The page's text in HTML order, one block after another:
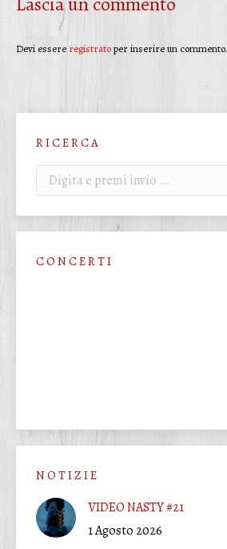
Devi essere registratoper inserire un commento.
R I C E R C A
Cerca:
C O N C E R T I
N O T I Z I E
VIDEO NASTY #21
1 Agosto 2026